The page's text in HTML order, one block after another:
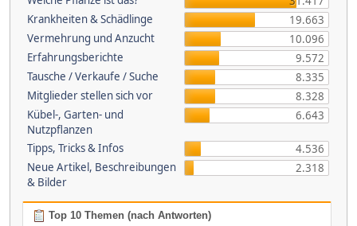
Krankheiten & Schädlinge
19.663
Vermehrung und Anzucht
10.096
Erfahrungsberichte
9.572
Tausche / Verkaufe / Suche
8.335
Mitglieder stellen sich vor
8.328
Kübel-, Garten- und
Nutzpflanzen
6.643
Tipps, Tricks & Infos
4.536
Neue Artikel, Beschreibungen
& Bilder
2.318
Top 10 Themen (nach Antworten)